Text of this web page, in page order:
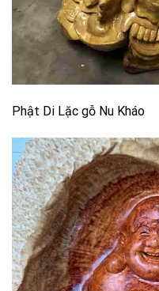
Phật Di Lặc gỗ Nu Kháo